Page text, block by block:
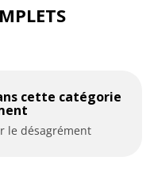
cette catégorie
le désagrément